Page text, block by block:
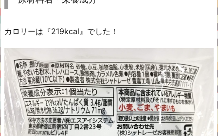
カロリーは『219kcal』でした！